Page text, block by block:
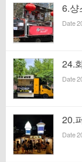
6.샹
Date
24.
Date
20.
Date